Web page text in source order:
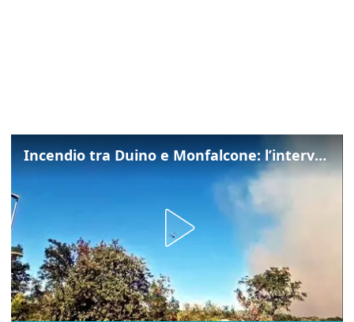
Incendio tra Duino e Monfalcone: l’intervento dei vigili del fuoco